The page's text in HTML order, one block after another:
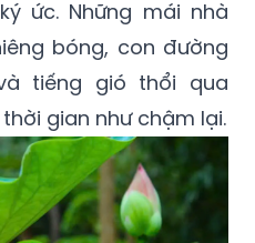
ức. Những mái nhà
bóng, con đường
tiếng gió thổi qua
gian như chậm lại.